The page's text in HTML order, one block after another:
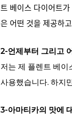
트 베이스 다이어트가
은 어떤 것을
2-언제부터 그리고
저는 제 플렌트 베
사용했습니다. 하지
3-아마티카의 맛에